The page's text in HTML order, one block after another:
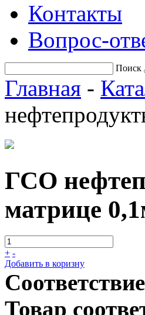
Контакты
Вопрос-
Поиск
Главная -
ГСО
матрице
+ -
Добавить в коризну
Товар